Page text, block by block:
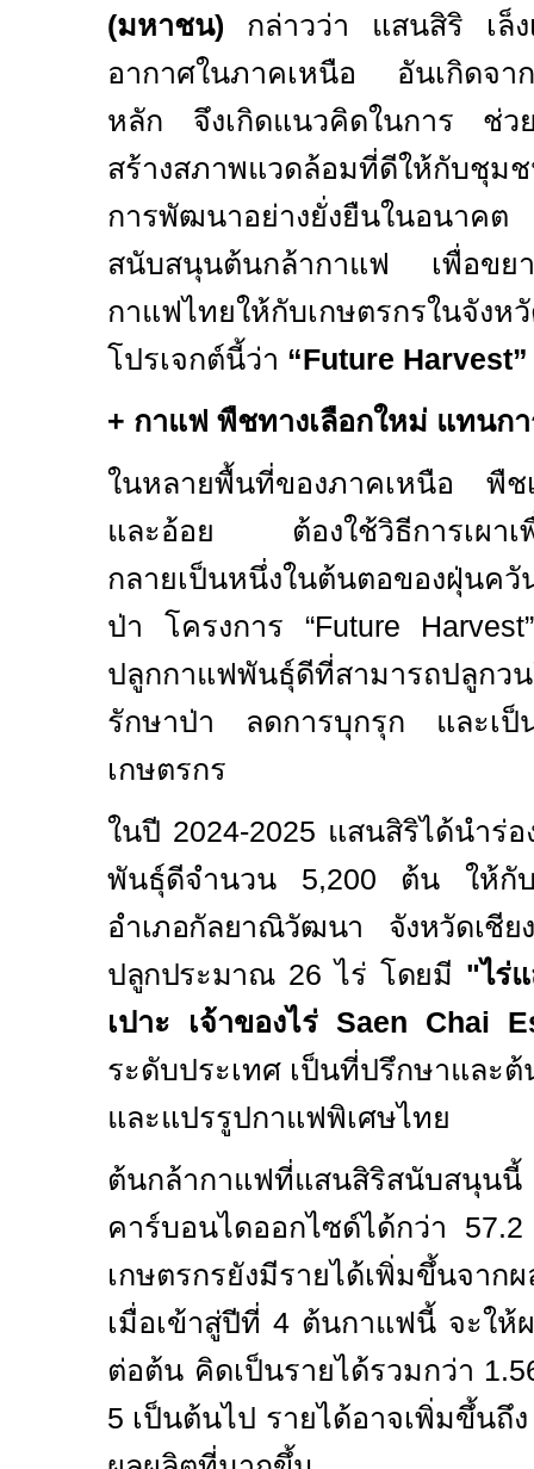
(มหาชน) กล่าวว่า แสนสิริ เล็
อากาศในภาคเหนือ อันเกิดจาก
หลัก จึงเกิดแนวคิดในการ ช่ว
สร้างสภาพแวดล้อมที่ดีให้กับชุม
การพัฒนาอย่างยั่งยืนในอนาคต
สนับสนุนต้นกล้ากาแฟ เพื่อขยา
กาแฟไทยให้กับเกษตรกรในจังห
โปรเจกต์นี้ว่า “Future Harvest”
+ กาแฟ พืชทางเลือกใหม่ แทนก
ในหลายพื้นที่ของภาคเหนือ พืช
และอ้อย ต้องใช้วิธีการเผาเพื่
กลายเป็นหนึ่งในต้นตอของฝุ่นค
ป่า โครงการ “Future
ปลูกกาแฟพันธุ์ดีที่สามารถปลูก
รักษาป่า ลดการบุกรุก และเป็
เกษตรกร
ในปี 2024-2025 แสนสิริได้นำร่
พันธุ์ดีจำนวน 5,200 ต้น ให้กั
อำเภอกัลยาณิวัฒนา จังหวัดเชีย
ปลูกประมาณ 26 ไร่ โดยมี "ไร่
เปาะ เจ้าของไร่ Saen Chai
ระดับประเทศ เป็นที่ปรึกษาและ
และแปรรูปกาแฟพิเศษไทย
ต้นกล้ากาแฟที่แสนสิริสนับส
คาร์บอนไดออกไซด์ได้กว่า 57.2
เกษตรกรยังมีรายได้เพิ่มขึ้นจา
เมื่อเข้าสู่ปีที่ 4 ต้นกาแฟนี้ จะให้
ต่อต้น คิดเป็นรายได้รวมกว่า
5 เป็นต้นไป รายได้อาจเพิ่มขึ้นถึ